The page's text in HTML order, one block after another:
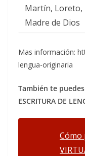
Martín, Loreto,
Madre de Dios
Mas información:
lengua-originaria
También te
ESCRITURA DE
Cómo